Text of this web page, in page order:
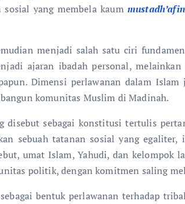
yang membela kaum mustadh’afin
menjadi salah satu ciri
ajaran ibadah personal,
Dimensi perlawanan dalam
komunitas Muslim di Madinah.
disebut sebagai konstitusi tertulis
sebuah tatanan sosial yang
umat Islam, Yahudi, dan kelompok
politik, dengan komitmen saling
bentuk perlawanan terhadap